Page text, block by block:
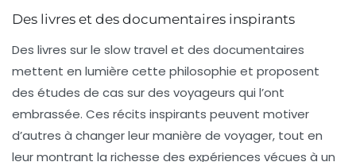
Des livres et des documentaires inspirants
Des livres sur le slow travel et des documentaires
mettent en lumière cette philosophie et proposent
des études de cas sur des voyageurs qui l’ont
embrassée. Ces récits inspirants peuvent motiver
d’autres à changer leur manière de voyager, tout en
leur montrant la richesse des expériences vécues à un